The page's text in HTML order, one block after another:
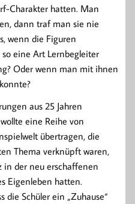
Charakter hatten. Man
dann traf man sie nie
wenn die Figuren
eine Art Lernbegleiter
Oder wenn man mit ihnen
aus 25 Jahren
eine Reihe von
übertragen, die
Thema verknüpft waren,
in der neu erschaffenen
Eigenleben hatten.
die Schüler ein „Zuhause“